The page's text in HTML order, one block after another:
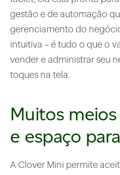
gestão e de automação
gerenciamento do
intuitiva – é tudo o que o
vender e administrar seu
toques na tela.
Muitos
e espaço
A Clover Mini permite